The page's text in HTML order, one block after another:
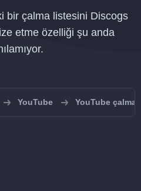
bir çalma listesini Discogs
etme özelliği şu anda
YouTube YouTube